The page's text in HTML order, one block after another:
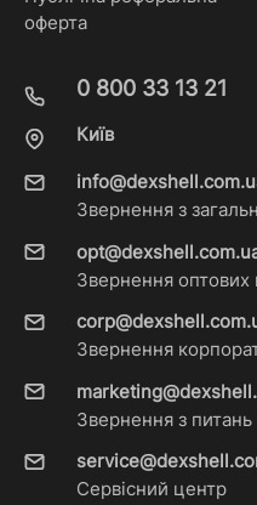
оферта
0 800 33 13 21
Київ
Звернення з
Звернення оптових
Звернення
Звернення з
Сервісний центр